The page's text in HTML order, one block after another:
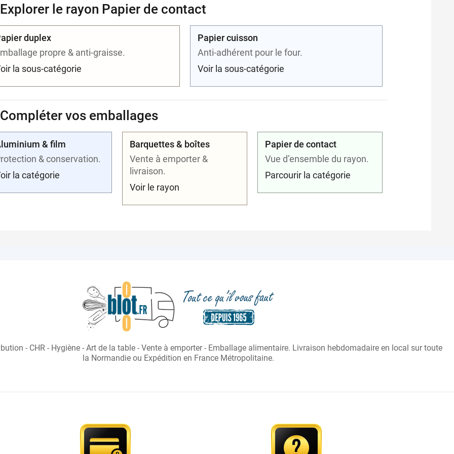
le rayon Papier de contact
duplex
propre & anti-graisse.
la sous-catégorie
Papier cuisson
Anti-adhérent pour le four.
Voir la sous-catégorie
vos emballages
& film
& conservation.
la catégorie
Barquettes & boîtes
Vente à emporter &
livraison.
Voir le rayon
Papier de contact
Vue d’ensemble du rayon.
Parcourir la catégorie
- CHR - Hygiène - Art de la table - Vente à emporter - Emballage alimentaire. Livraison hebdomadaire en local sur toute
la Normandie ou Expédition en France Métropolitaine.
- Formulaire :
- Chat :